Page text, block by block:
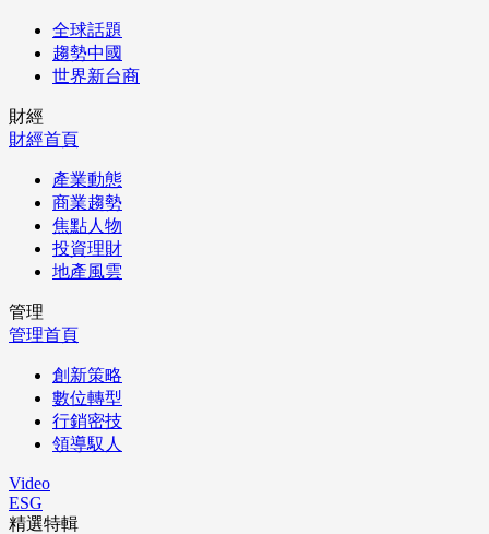
全球話題
趨勢中國
世界新台商
財經
財經首頁
產業動態
商業趨勢
焦點人物
投資理財
地產風雲
管理
管理首頁
創新策略
數位轉型
行銷密技
領導馭人
Video
ESG
精選特輯